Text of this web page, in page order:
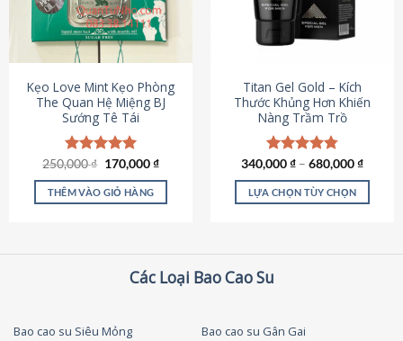
chọn
có
chọn
trên
trang
sản
phẩm
Kẹo Love Mint Kẹo Phòng
The Quan Hệ Miệng BJ
Sướng Tê Tái
Được xếp
hạng5.00
5 sao
250,000₫ Giá
là:
250,000 ₫.
170,000₫Giá
tại
THÊM VÀO GIỎ HÀNG
Titan Gel Gold – Kích
Thước Khủng Hơn Khiến
Nàng Trầm Trồ
Được xếp
hạng4.79
5 sao
340,000₫ – 680,000₫
LỰA CHỌN TÙY CHỌN
thể.
Các Loại Bao Cao Su
Bao cao su Siêu Mỏng
Bao cao su Gân Gai